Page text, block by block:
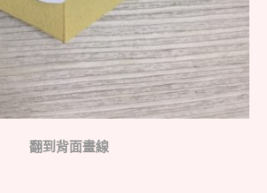
翻到背面畫線